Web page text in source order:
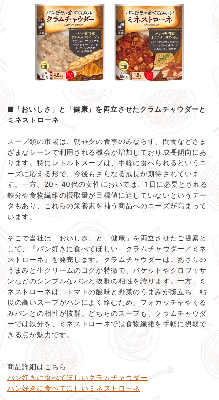
■「おいしさ」と「健康」を両立させたクラムチャウダーと
ミネストローネ
スープ類の市場は、朝昼夕の食事のみならず、間食などさま
ざまなシーンで利用される機会が増加しており成長傾向にあ
ります。特にレトルトスープは、手軽に食べられるというニ
ーズに応える形で、今後もさらなる成長が期待されていま
す。一方、20～40代の女性においては、1日に必要とされる
鉄分や食物繊維の摂取量が目標値に達していないというデー
タもあり、これらの栄養素を補う商品へのニーズが高まって
います。
そこで当社は「おいしさ」と「健康」を両立させたご提案と
して、『パン好きに食べてほしい クラムチャウダー／ミネ
ストローネ』を発売します。クラムチャウダーは、あさりの
うまみと生クリームのコクが特徴で、バケットやクロワッサ
ンなどのシンプルなパンと抜群の相性を誇ります。一方、ミ
ネストローネは、トマトの酸味と野菜のうまみが際立ち、粘
度の高いスープがパンによく絡むため、フォカッチャやくる
みパンとの相性が抜群。どちらのスープも、クラムチャウダ
ーでは鉄分を、ミネストローネでは食物繊維を手軽に摂取で
きる点が魅力です。
商品詳細はこちら
パン好きに食べてほしいクラムチャウダー
パン好きに食べてほしいミネストローネ